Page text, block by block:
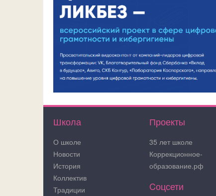
Школа
О школе
Новости
История
Коллектив
Традиции
Проекты
35 лет школе
Коррекционное-
образование.рф
Cоцсети